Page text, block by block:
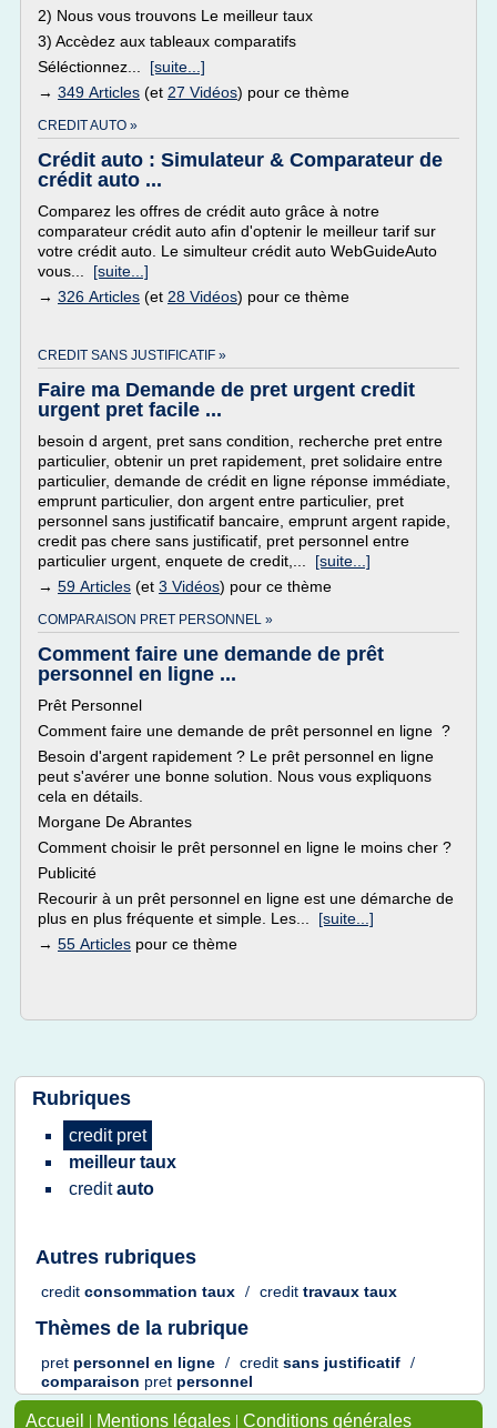
2) Nous vous trouvons Le meilleur taux
3) Accèdez aux tableaux comparatifs
Séléctionnez... [suite...]
→ 349 Articles (et 27 Vidéos) pour ce thème
CREDIT AUTO »
Crédit auto : Simulateur & Comparateur de
crédit auto ...
Comparez les offres de crédit auto grâce à notre
comparateur crédit auto afin d'optenir le meilleur tarif sur
votre crédit auto. Le simulteur crédit auto WebGuideAuto
vous... [suite...]
→ 326 Articles (et 28 Vidéos) pour ce thème
CREDIT SANS JUSTIFICATIF »
Faire ma Demande de pret urgent credit
urgent pret facile ...
besoin d argent, pret sans condition, recherche pret entre
particulier, obtenir un pret rapidement, pret solidaire entre
particulier, demande de crédit en ligne réponse immédiate,
emprunt particulier, don argent entre particulier, pret
personnel sans justificatif bancaire, emprunt argent rapide,
credit pas chere sans justificatif, pret personnel entre
particulier urgent, enquete de credit,... [suite...]
→ 59 Articles (et 3 Vidéos) pour ce thème
COMPARAISON PRET PERSONNEL »
Comment faire une demande de prêt
personnel en ligne ...
Prêt Personnel
Comment faire une demande de prêt personnel en ligne ?
Besoin d'argent rapidement ? Le prêt personnel en ligne
peut s'avérer une bonne solution. Nous vous expliquons
cela en détails.
Morgane De Abrantes
Comment choisir le prêt personnel en ligne le moins cher ?
Publicité
Recourir à un prêt personnel en ligne est une démarche de
plus en plus fréquente et simple. Les... [suite...]
→ 55 Articles pour ce thème
Rubriques
credit pret
meilleur taux
creditauto
Autres rubriques
credit consommation taux / credit travaux taux
Thèmes de la rubrique
pret personnel en ligne / credit sans justificatif /
comparaison pret personnel
Accueil | Mentions légales | Conditions générales